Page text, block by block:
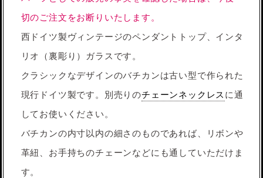
切のご注文をお断りいたします。
西ドイツ製ヴィンテージのペンダントトップ、インタ
リオ（裏彫り）ガラスです。
クラシックなデザインのバチカンは古い型で作られた
現行ドイツ製です。別売りのチェーンネックレス に通
してお使いください。
バチカンの内寸以内の細さのものであれば、リボンや
革紐、お手持ちのチェーンなどにも通していただけま
す。